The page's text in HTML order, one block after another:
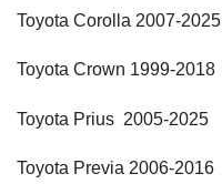
Toyota Corolla 2007-2025
Toyota Crown 1999-2018
Toyota Prius 2005-2025
Toyota Previa 2006-2016